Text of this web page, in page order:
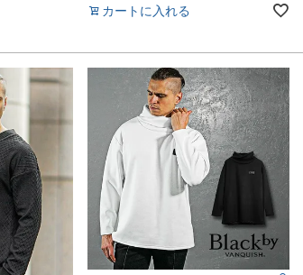
カートに入れる